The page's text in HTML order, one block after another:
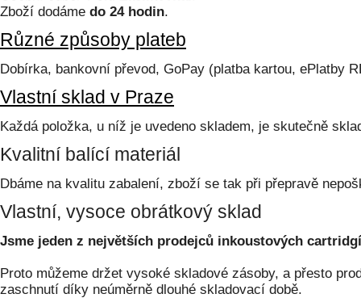
Zboží dodáme do 24 hodin.
Různé způsoby plateb
Dobírka, bankovní převod, GoPay (platba kartou, ePlatby
Vlastní sklad v Praze
Každá položka, u níž je uvedeno skladem, je skutečně
Kvalitní balící materiál
Dbáme na kvalitu zabalení, zboží se tak při přepravě
Vlastní, vysoce obrátkový sklad
Jsme jeden z největších prodejců inkoustových
Proto můžeme držet vysoké skladové zásoby, a přesto
zaschnutí díky neúměrně dlouhé skladovací době.